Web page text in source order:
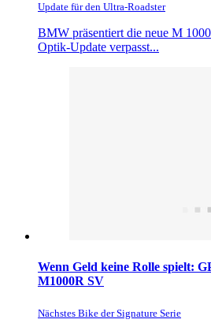
Update für den Ultra-Roadster
BMW präsentiert die neue M
Optik-Update verpasst...
Wenn Geld keine Rolle spielt:
M1000R SV
Nächstes Bike der Signature Serie